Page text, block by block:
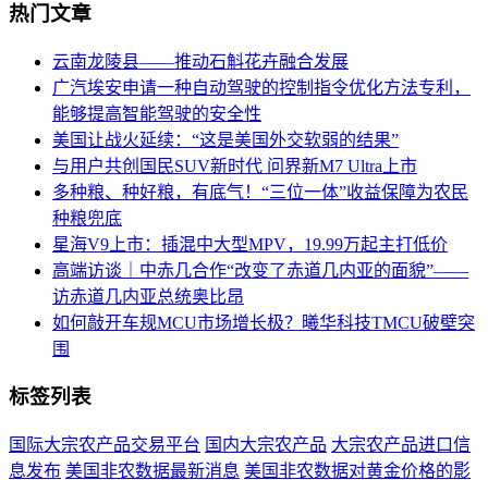
热门文章
云南龙陵县――推动石斛花卉融合发展
广汽埃安申请一种自动驾驶的控制指令优化方法专利，
能够提高智能驾驶的安全性
美国让战火延续：“这是美国外交软弱的结果”
与用户共创国民SUV新时代 问界新M7 Ultra上市
多种粮、种好粮，有底气！“三位一体”收益保障为农民
种粮兜底
星海V9上市：插混中大型MPV，19.99万起主打低价
高端访谈｜中赤几合作“改变了赤道几内亚的面貌”――
访赤道几内亚总统奥比昂
如何敲开车规MCU市场增长极？曦华科技TMCU破壁突
围
标签列表
国际大宗农产品交易平台 国内大宗农产品 大宗农产品进口信
息发布 美国非农数据最新消息 美国非农数据对黄金价格的影